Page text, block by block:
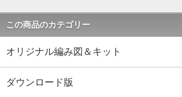
この商品のカテゴリー
オリジナル編み図＆キット
ダウンロード版